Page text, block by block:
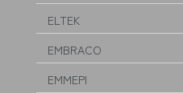
ELTEK
EMBRACO
EMMEPI